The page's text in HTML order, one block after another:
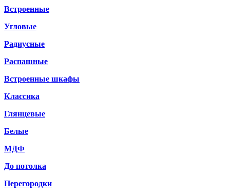
Встроенные
Угловые
Радиусные
Распашные
Встроенные шкафы
Классика
Глянцевые
Белые
МДФ
До потолка
Перегородки